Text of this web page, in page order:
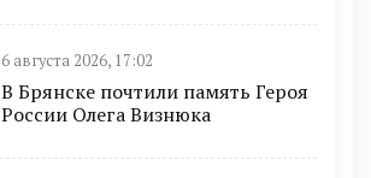
6 августа 2026, 17:02
В Брянске почтили память Героя
России Олега Визнюка